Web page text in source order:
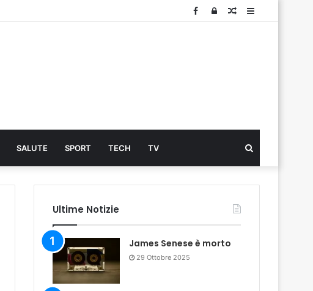
Sidebar
Articolo
Log
Facebook
SALUTE SPORT TECH TV
...
Ultime Notizie
James Senese è morto
29 Ottobre 2025